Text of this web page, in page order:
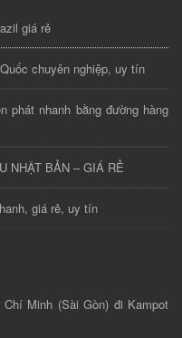
giá rẻ
chuyên nghiệp, uy tín
phát nhanh bằng đường hàng
NHẬT BẢN – GIÁ RẺ
giá rẻ, uy tín
Minh (Sài Gòn) đi Kampot